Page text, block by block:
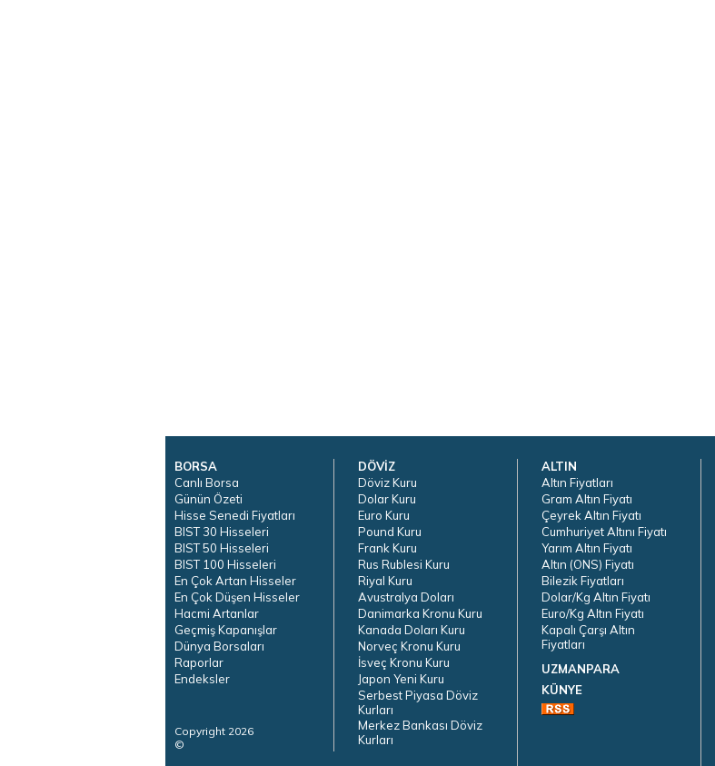
BORSA
Canlı Borsa
Günün Özeti
Hisse Senedi Fiyatları
BIST 30 Hisseleri
BIST 50 Hisseleri
BIST 100 Hisseleri
En Çok Artan Hisseler
En Çok Düşen Hisseler
Hacmi Artanlar
Geçmiş Kapanışlar
Dünya Borsaları
Raporlar
Endeksler
Copyright 2026
©
DÖVİZ
Döviz Kuru
Dolar Kuru
Euro Kuru
Pound Kuru
Frank Kuru
Rus Rublesi Kuru
Riyal Kuru
Avustralya Doları
Danimarka Kronu Kuru
Kanada Doları Kuru
Norveç Kronu Kuru
İsveç Kronu Kuru
Japon Yeni Kuru
Serbest Piyasa Döviz
Kurları
Merkez Bankası Döviz
Kurları
ALTIN
Altın Fiyatları
Gram Altın Fiyatı
Çeyrek Altın Fiyatı
Cumhuriyet Altını Fiyatı
Yarım Altın Fiyatı
Altın (ONS) Fiyatı
Bilezik Fiyatları
Dolar/Kg Altın Fiyatı
Euro/Kg Altın Fiyatı
Kapalı Çarşı Altın
Fiyatları
UZMANPARA
KÜNYE